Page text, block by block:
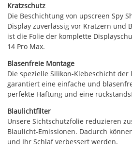
Kratzschutz
Die Beschichtung von upscreen Spy
Display zuverlässig vor Kratzern und
ist die Folie der komplette
14 Pro Max.
Blasenfreie Montage
Die spezielle Silikon-Klebeschicht der
garantiert eine einfache und
perfekte Haftung und eine
Blaulichtfilter
Unsere Sichtschutzfolie reduzieren
Blaulicht-Emissionen. Dadurch
und Ihr Schlaf verbessert werden.